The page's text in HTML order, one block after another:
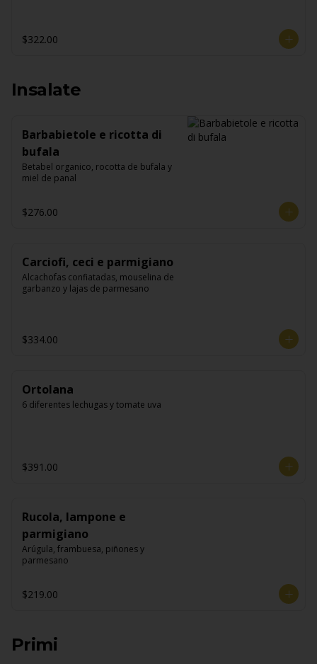
$322.00
Insalate
Barbabietole e ricotta di
bufala
Betabel organico, rocotta de bufala y
miel de panal
$276.00
Carciofi, ceci e parmigiano
Alcachofas confiatadas, mouselina de
garbanzo y lajas de parmesano
$334.00
Ortolana
6 diferentes lechugas y tomate uva
$391.00
Rucola, lampone e
parmigiano
Arúgula, frambuesa, piñones y
parmesano
$219.00
Primi